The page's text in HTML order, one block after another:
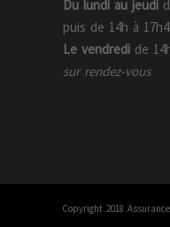
Du lundi au jeudi
puis de 14h à
Le vendredi de
sur rendez-vous
Copyright 2018